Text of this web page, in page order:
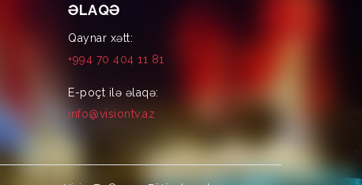
ƏLAQƏ
Qaynar xətt:
+994 70 404 11 81
E-poçt ilə əlaqə:
info@visiontv.az